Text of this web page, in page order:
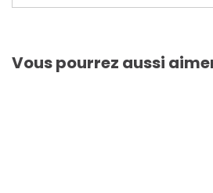
Vous pourrez aussi